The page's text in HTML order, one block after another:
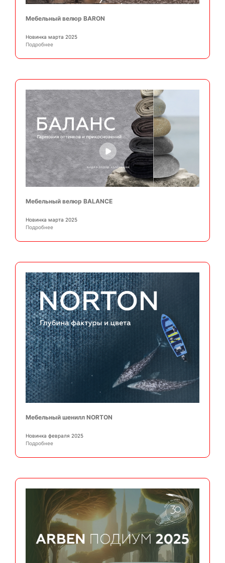
Мебельный велюр BARON
Новинка марта 2025
Подробнее
Мебельный велюр BALANCE
Новинка марта 2025
Подробнее
Мебельный шенилл NORTON
Новинка февраля 2025
Подробнее